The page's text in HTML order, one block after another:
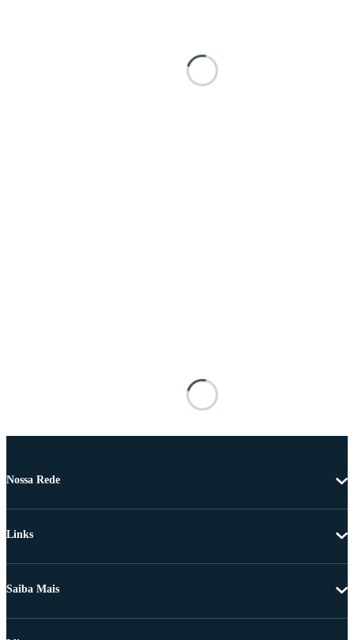
Nossa Rede
Links
Saiba Mais